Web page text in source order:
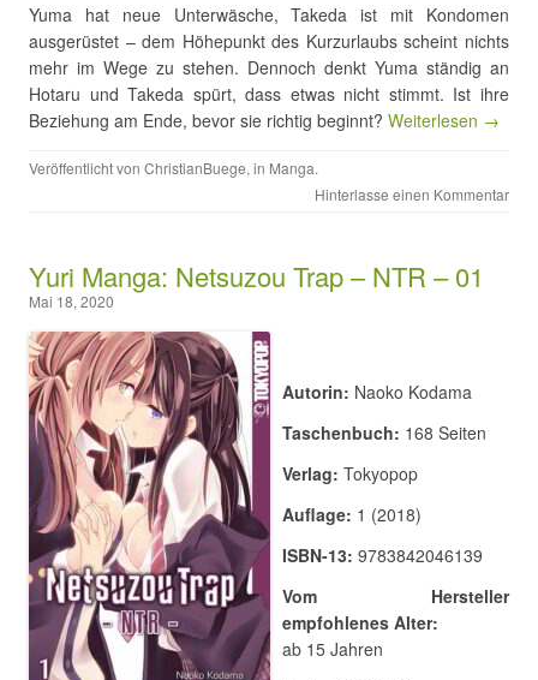
Yuma hat neue Unterwäsche, Takeda ist mit Kondomen
ausgerüstet – dem Höhepunkt des Kurzurlaubs scheint nichts
mehr im Wege zu stehen. Dennoch denkt Yuma ständig an
Hotaru und Takeda spürt, dass etwas nicht stimmt. Ist ihre
Beziehung am Ende, bevor sie richtig beginnt? Weiterlesen →
Veröffentlicht von ChristianBuege, in Manga.
Hinterlasse einen Kommentar
Yuri Manga: Netsuzou Trap – NTR – 01
Mai 18, 2020
Autorin: Naoko Kodama
Taschenbuch: 168 Seiten
Verlag: Tokyopop
Auflage: 1 (2018)
ISBN-13: 9783842046139
Vom Hersteller
empfohlenes Alter:
ab 15 Jahren